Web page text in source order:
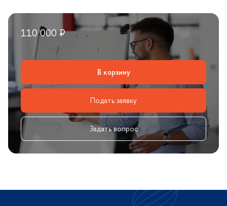
110 000 ₽
корзину
Подать заявку
Задать вопрос